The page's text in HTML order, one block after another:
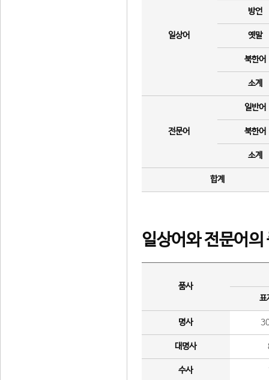
일상어
방언
옛말
북한어
소계
전문어
일반어
북한어
소계
합계
일상어와 전문어의
품사
표
명사
대명사
수사